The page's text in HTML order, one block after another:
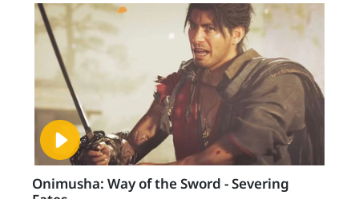
Onimusha: Way of the Sword - Severing